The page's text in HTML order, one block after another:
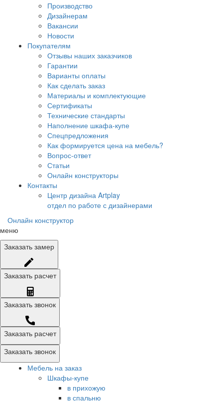
Производство
Дизайнерам
Вакансии
Новости
Покупателям
Отзывы наших заказчиков
Гарантии
Варианты оплаты
Как сделать заказ
Материалы и комплектующие
Сертификаты
Технические стандарты
Наполнение шкафа-купе
Спецпредложения
Как формируется цена на мебель?
Вопрос-ответ
Статьи
Онлайн конструкторы
Контакты
Центр дизайна Artplay
отдел по работе с дизайнерами
Онлайн конструктор
меню
Заказать замер
Заказать расчет
Заказать звонок
Заказать расчет
Заказать звонок
Мебель на заказ
Шкафы-купе
в прихожую
в спальню